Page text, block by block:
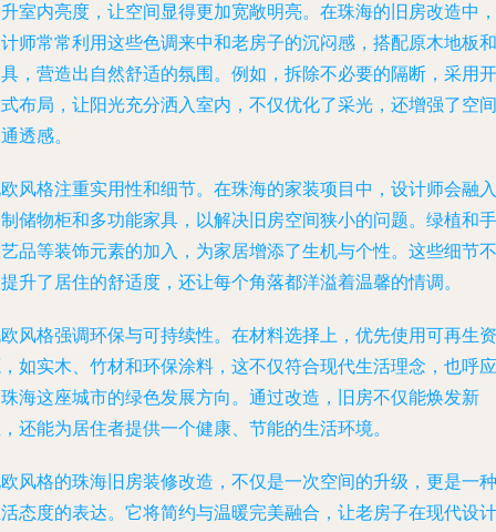
室内亮度，让空间显得更加宽敞明亮。在珠海的旧房改造中，
师常常利用这些色调来中和老房子的沉闷感，搭配原木地板和
，营造出自然舒适的氛围。例如，拆除不必要的隔断，采用开
布局，让阳光充分洒入室内，不仅优化了采光，还增强了空间
透感。
风格注重实用性和细节。在珠海的家装项目中，设计师会融入
储物柜和多功能家具，以解决旧房空间狭小的问题。绿植和手
品等装饰元素的加入，为家居增添了生机与个性。这些细节不
升了居住的舒适度，还让每个角落都洋溢着温馨的情调。
风格强调环保与可持续性。在材料选择上，优先使用可再生资
如实木、竹材和环保涂料，这不仅符合现代生活理念，也呼应
海这座城市的绿色发展方向。通过改造，旧房不仅能焕发新
还能为居住者提供一个健康、节能的生活环境。
风格的珠海旧房装修改造，不仅是一次空间的升级，更是一种
态度的表达。它将简约与温暖完美融合，让老房子在现代设计